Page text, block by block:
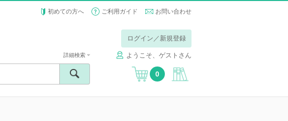
初めての方へ ご利用ガイド お問い合わせ
ログイン／新規登録
ようこそ、ゲストさん
詳細検索
0